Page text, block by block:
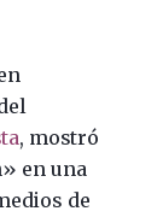
, mostró
en una
de